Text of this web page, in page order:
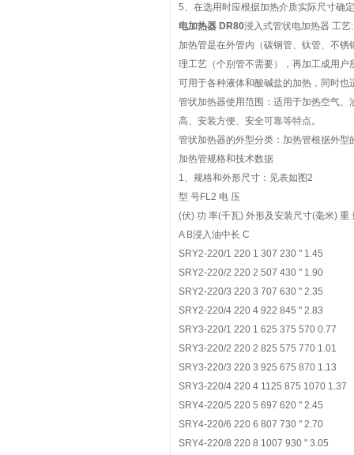
5、在选用时应根据加热介质实际尺寸确
电加热器 DR80浸入式管状电加热器 工艺:
加热管是在外管内（碳钢管、钛管、不
理工艺（个别管不需要），再加工成用
可用于各种液体和酸碱盐的加热，同时也
管状加热器使用范围：适用于加热空气
高、安装方便、安全可靠等特点。
管状加热器的外型分类：加热管根据外
加热管规格和技术数据
1、规格和外形尺寸：见表如图2
型 号FL2 电 压
(伏) 功 率(千瓦) 外形及安装尺寸(毫米) 重
A B浸入油中长 C
SRY2-220/1 220 1 307 230 " 1.45
SRY2-220/2 220 2 507 430 " 1.90
SRY2-220/3 220 3 707 630 " 2.35
SRY2-220/4 220 4 922 845 " 2.83
SRY3-220/1 220 1 625 375 570 0.77
SRY3-220/2 220 2 825 575 770 1.01
SRY3-220/3 220 3 925 675 870 1.13
SRY3-220/4 220 4 1125 875 1070 1.37
SRY4-220/5 220 5 697 620 " 2.45
SRY4-220/6 220 6 807 730 " 2.70
SRY4-220/8 220 8 1007 930 " 3.05